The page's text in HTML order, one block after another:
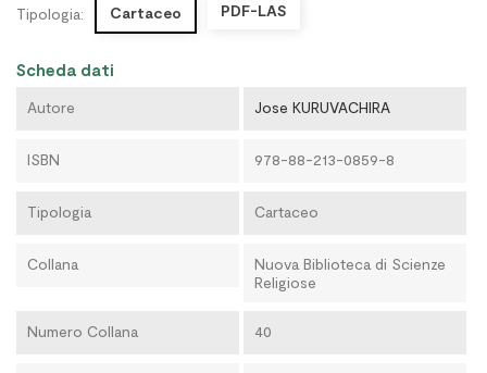
Tipologia: Cartaceo PDF-LAS
Scheda dati
Autore Jose KURUVACHIRA
ISBN 978-88-213-0859-8
Tipologia Cartaceo
Collana
Nuova Biblioteca di Scienze
Religiose
Numero Collana 40